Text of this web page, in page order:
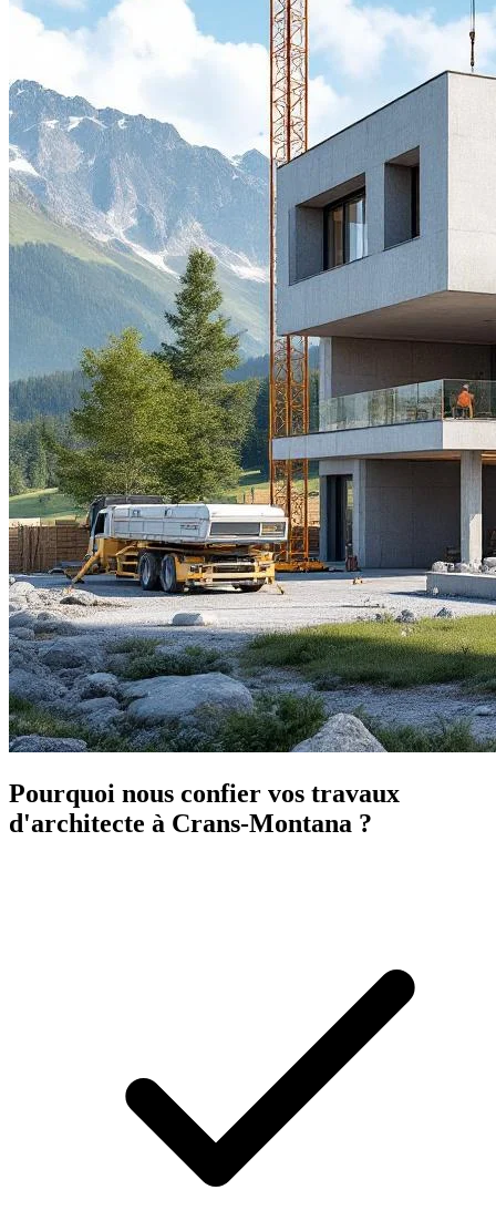
Pourquoi nous confier vos travaux
d'architecte à Crans-Montana ?